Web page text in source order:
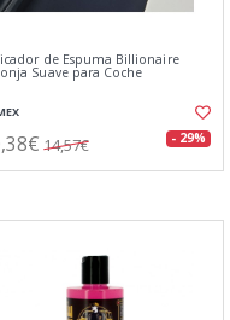
de Espuma Billionaire
Suave para Coche
14,57€ - 29%